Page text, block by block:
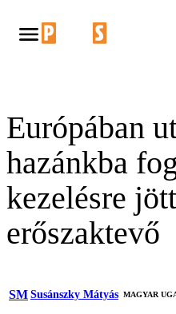
Európában
hazánkba
kezelésre
erőszaktevő
SM Susánszky Mátyás MAGYAR